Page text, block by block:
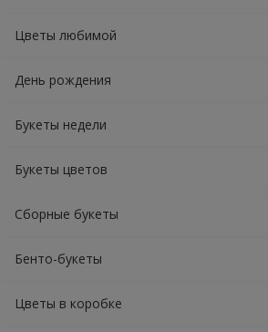
Цветы любимой
День рождения
Букеты недели
Букеты цветов
Сборные букеты
Бенто-букеты
Цветы в коробке